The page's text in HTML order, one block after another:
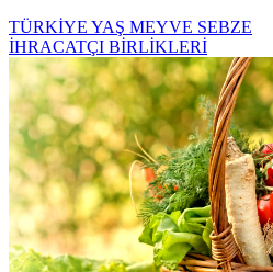
TÜRKİYE YAŞ MEYVE SEBZE
İHRACATÇI BİRLİKLERİ